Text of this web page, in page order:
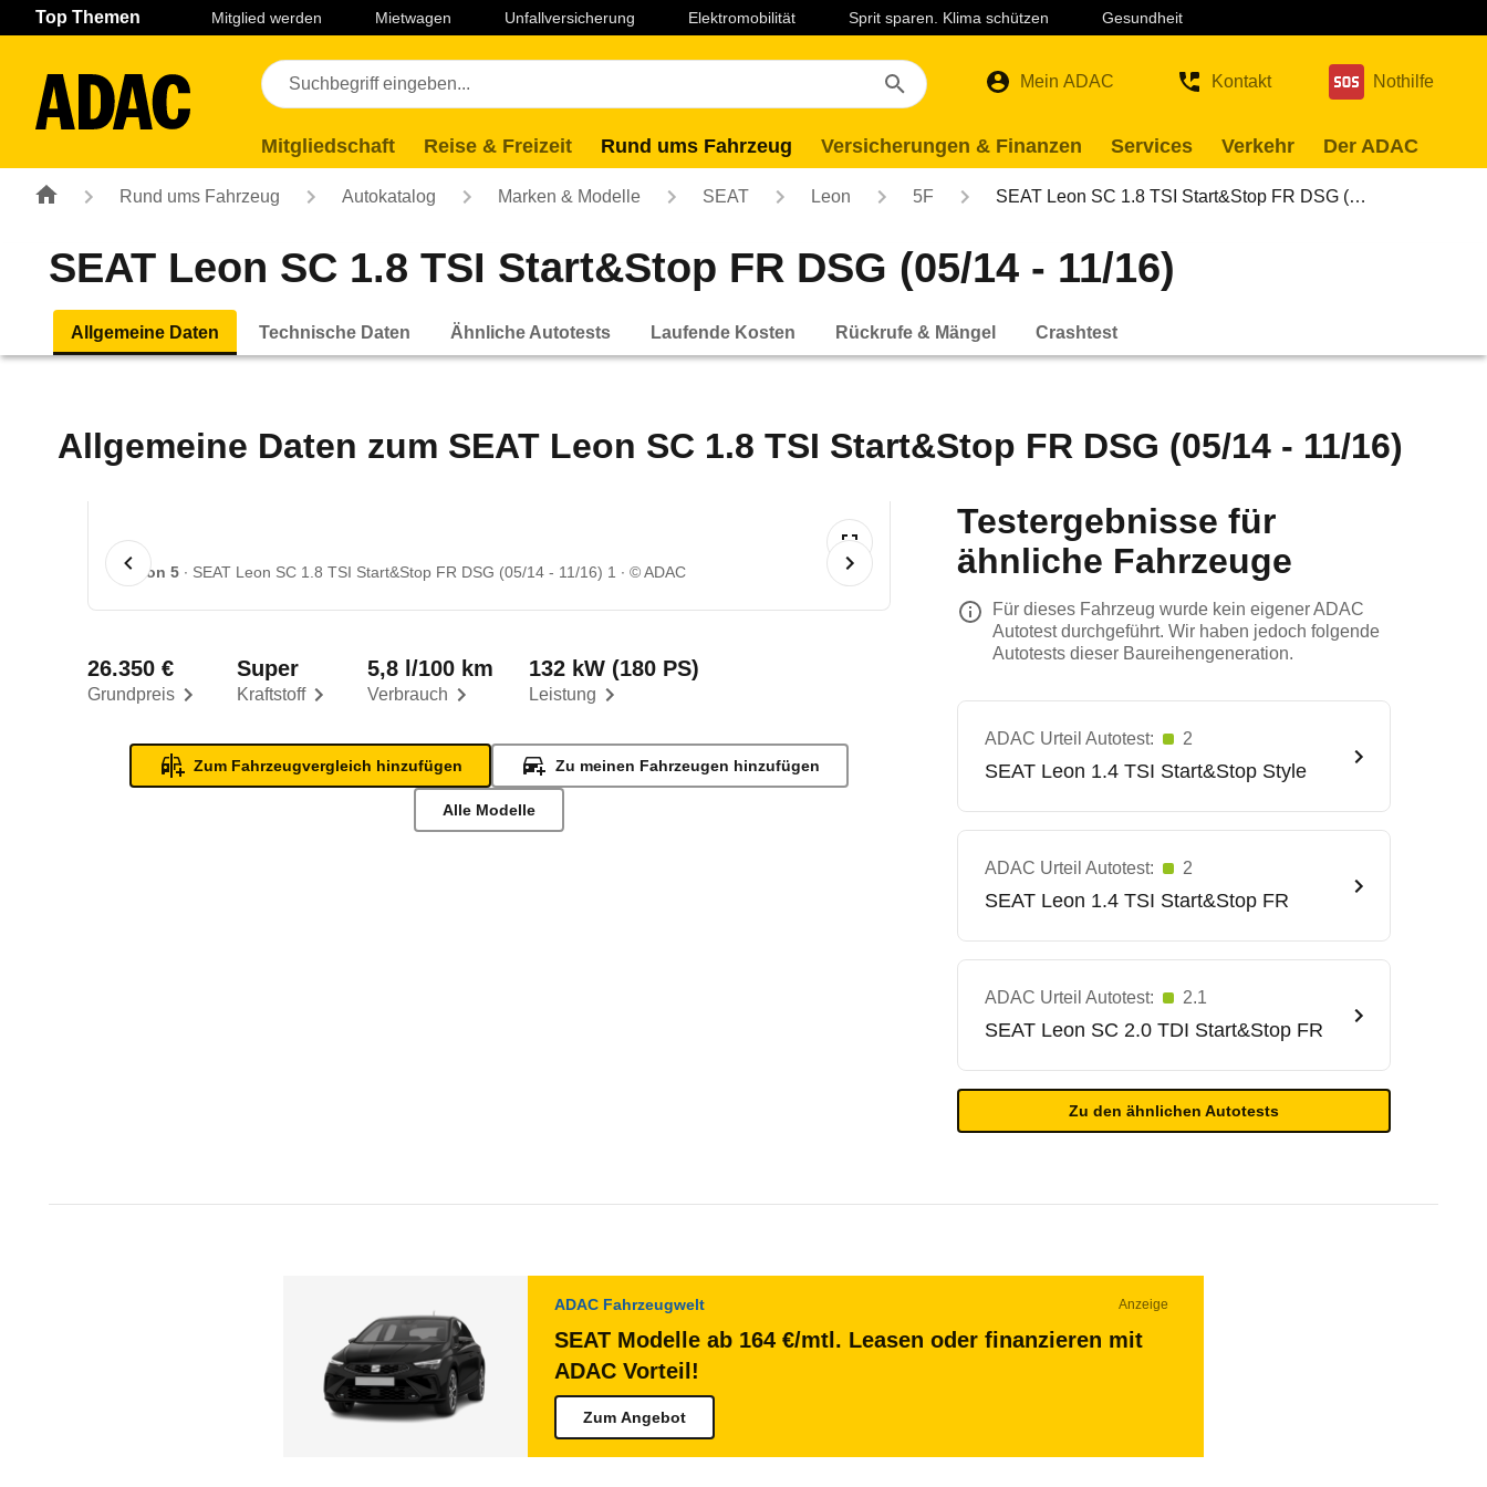
Navigation Seiteninhalt Fußzeile
Top Themen Mitglied werden Mietwagen Unfallversicherung Elektromobilität Sprit sparen. Klima schützen Gesundheit
Mein ADAC Kontakt Nothilfe
Mitgliedschaft Reise & Freizeit Rund ums Fahrzeug Versicherungen & Finanzen Services Verkehr Der ADAC
Rund ums Fahrzeug Autokatalog Marken & Modelle SEAT Leon 5F SEAT Leon SC 1.8 TSI Start&Stop FR DSG (…
SEAT Leon SC 1.8 TSI Start&Stop FR DSG (05/14 - 11/16)
Allgemeine Daten Technische Daten Ähnliche Autotests Laufende Kosten Rückrufe & Mängel Crashtest
Allgemeine Daten zum SEAT Leon SC 1.8 TSI Start&Stop FR DSG (05/14 - 11/16)
1 von 5 SEAT Leon SC 1.8 TSI Start&Stop FR DSG (05/14 - 11/16) 1 © ADAC
Grundpreis
26.350 €
Kraftstoff
Super
Verbrauch
5,8 l/100 km
Leistung
132 kW (180 PS)
Zum Fahrzeugvergleich hinzufügen Zu meinen Fahrzeugen hinzufügen
Alle Modelle
Testergebnisse für
ähnliche Fahrzeuge
Für dieses Fahrzeug wurde kein eigener ADAC
Autotest durchgeführt. Wir haben jedoch folgende
Autotests dieser Baureihengeneration.
ADAC Urteil Autotest: 2
SEAT Leon 1.4 TSI Start&Stop Style
ADAC Urteil Autotest: 2
SEAT Leon 1.4 TSI Start&Stop FR
ADAC Urteil Autotest: 2.1
SEAT Leon SC 2.0 TDI Start&Stop FR
Zu den ähnlichen Autotests
ADAC Fahrzeugwelt Anzeige
SEAT Modelle ab 164 €/mtl. Leasen oder finanzieren mit
ADAC Vorteil!
Zum Angebot